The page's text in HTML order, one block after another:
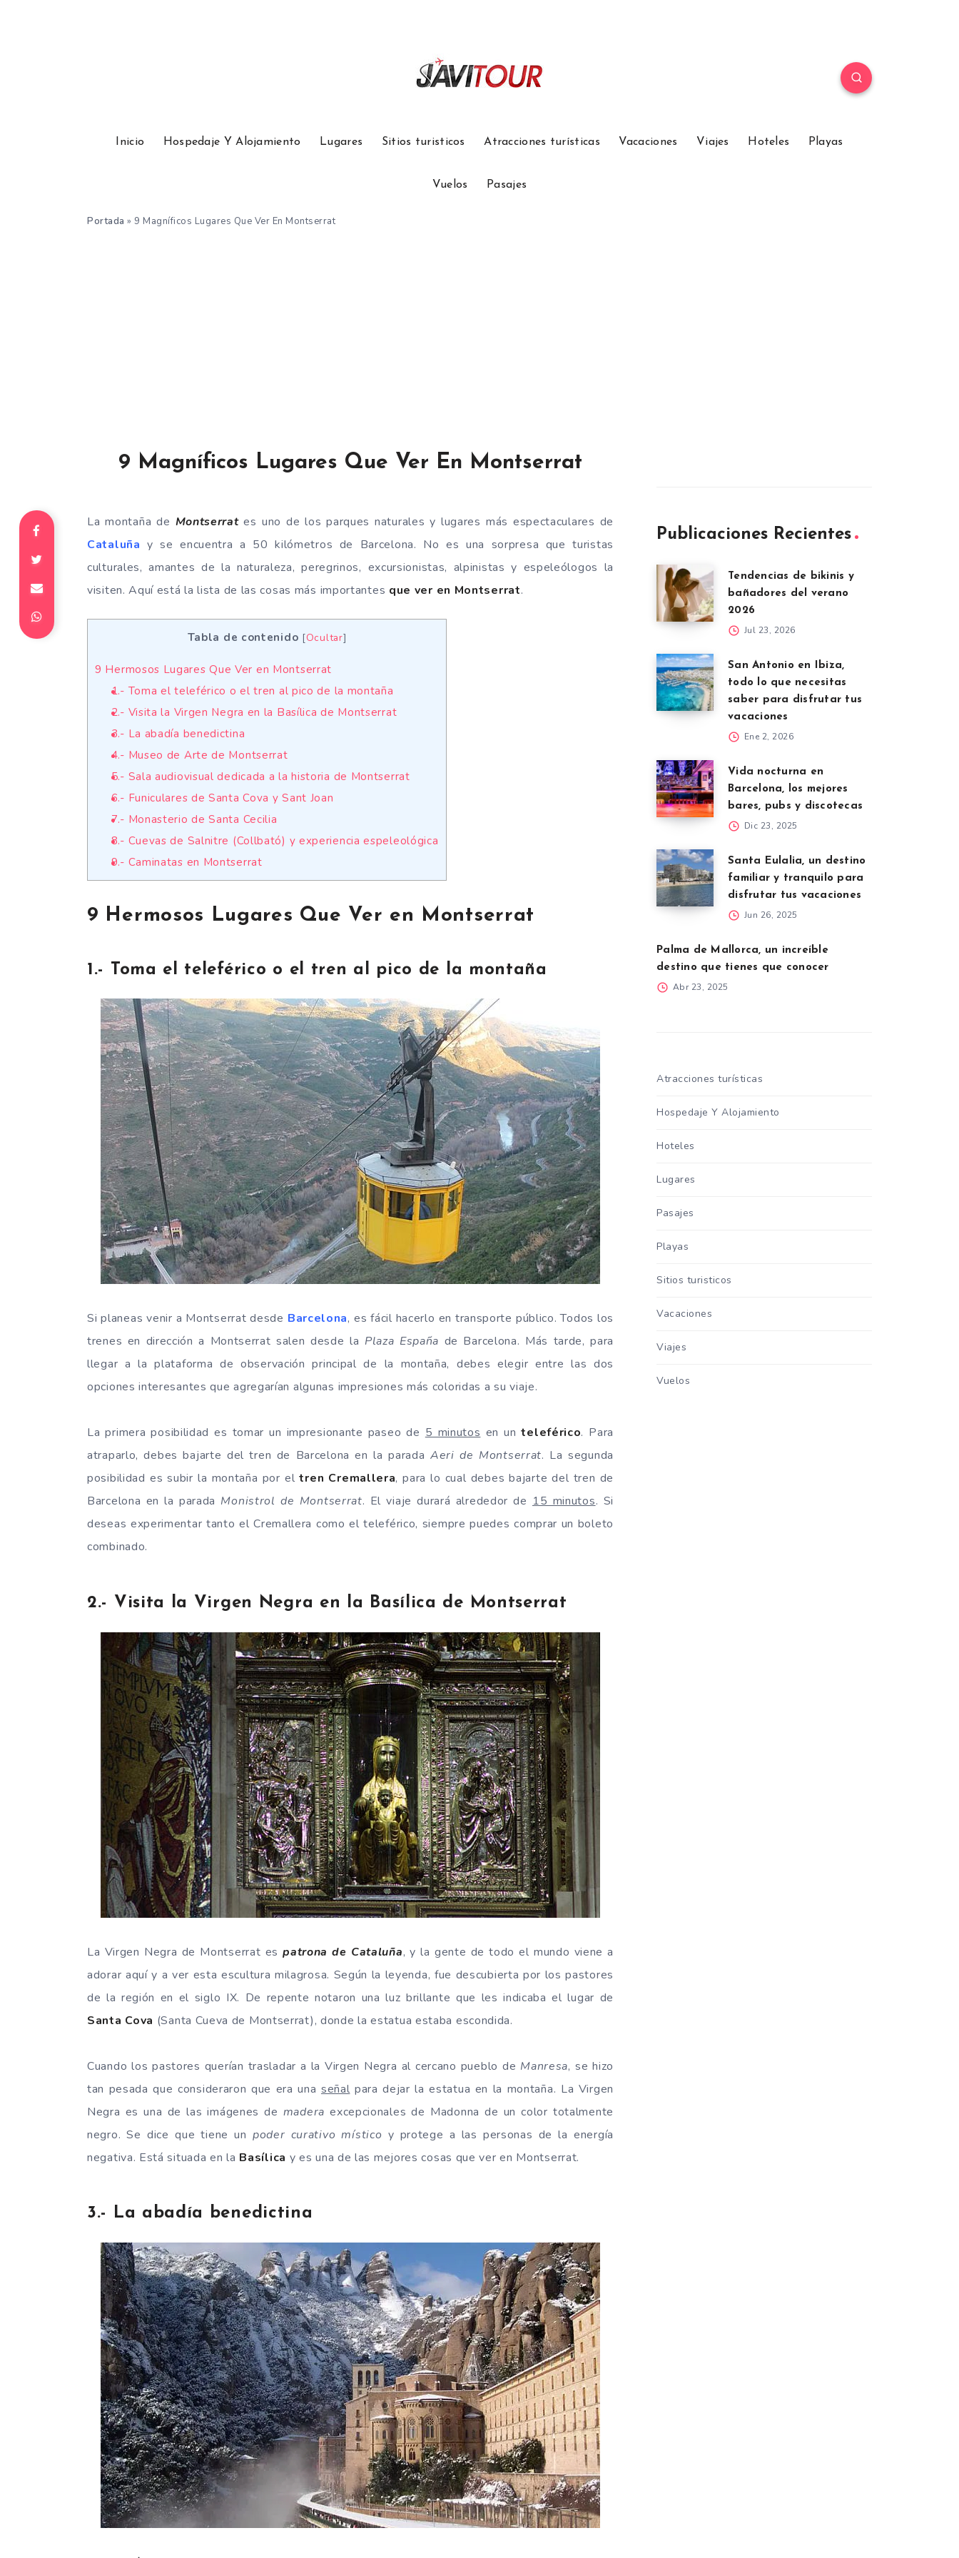
Inicio Hospedaje Y Alojamiento Lugares Sitios turisticos Atracciones turísticas Vacaciones Viajes Hoteles Playas
Vuelos Pasajes
Portada » 9 Magníficos Lugares Que Ver En Montserrat
9 Magníficos Lugares Que Ver En Montserrat
La montaña de Montserrates uno de los parques naturales y lugares más espectaculares de
Cataluña y se encuentra a 50 kilómetros de Barcelona. No es una sorpresa que turistas
culturales, amantes de la naturaleza, peregrinos, excursionistas, alpinistas y espeleólogos la
visiten. Aquí está la lista de las cosas más importantes que ver en Montserrat.
Tabla de contenido [Ocultar]
9 Hermosos Lugares Que Ver en Montserrat
1.- Toma el teleférico o el tren al pico de la montaña
2.- Visita la Virgen Negra en la Basílica de Montserrat
3.- La abadía benedictina
4.- Museo de Arte de Montserrat
5.- Sala audiovisual dedicada a la historia de Montserrat
6.- Funiculares de Santa Cova y Sant Joan
7.- Monasterio de Santa Cecilia
8.- Cuevas de Salnitre (Collbató) y experiencia espeleológica
9.- Caminatas en Montserrat
9 Hermosos Lugares Que Ver en Montserrat
1.- Toma el teleférico o el tren al pico de la montaña
Si planeas venir a Montserrat desde Barcelona, es fácil hacerlo en transporte público. Todos los
trenes en dirección a Montserrat salen desde la Plaza España de Barcelona. Más tarde, para
llegar a la plataforma de observación principal de la montaña, debes elegir entre las dos
opciones interesantes que agregarían algunas impresiones más coloridas a su viaje.
La primera posibilidad es tomar un impresionante paseo de 5 minutos en unteleférico. Para
atraparlo, debes bajarte del tren de Barcelona en la parada Aeri de Montserrat. La segunda
posibilidad es subir la montaña por eltren Cremallera, para lo cual debes bajarte del tren de
Barcelona en la parada Monistrol de Montserrat. El viaje durará alrededor de 15 minutos. Si
deseas experimentar tanto el Cremallera como el teleférico, siempre puedes comprar un boleto
combinado.
2.- Visita la Virgen Negra en la Basílica de Montserrat
La Virgen Negra de Montserrat espatrona de Cataluña, y la gente de todo el mundo viene a
adorar aquí y a ver esta escultura milagrosa. Según la leyenda, fue descubierta por los pastores
de la región en el siglo IX. De repente notaron una luz brillante que les indicaba el lugar de
Santa Cova (Santa Cueva de Montserrat), donde la estatua estaba escondida.
Cuando los pastores querían trasladar a la Virgen Negra al cercano pueblo de Manresa, se hizo
tan pesada que consideraron que era una señal para dejar la estatua en la montaña. La Virgen
Negra es una de las imágenes de madera excepcionales de Madonna de un color totalmente
negro. Se dice que tiene un poder curativo místico y protege a las personas de la energía
negativa. Está situada en la Basílica y es una de las mejores cosas que ver en Montserrat.
3.- La abadía benedictina
Publicaciones Recientes
Tendencias de bikinis y
bañadores del verano
2026
Jul 23, 2026
San Antonio en Ibiza,
todo lo que necesitas
saber para disfrutar tus
vacaciones
Ene 2, 2026
Vida nocturna en
Barcelona, los mejores
bares, pubs y discotecas
Dic 23, 2025
Santa Eulalia, un destino
familiar y tranquilo para
disfrutar tus vacaciones
Jun 26, 2025
Palma de Mallorca, un increíble
destino que tienes que conocer
Abr 23, 2025
Atracciones turísticas
Hospedaje Y Alojamiento
Hoteles
Lugares
Pasajes
Playas
Sitios turisticos
Vacaciones
Viajes
Vuelos